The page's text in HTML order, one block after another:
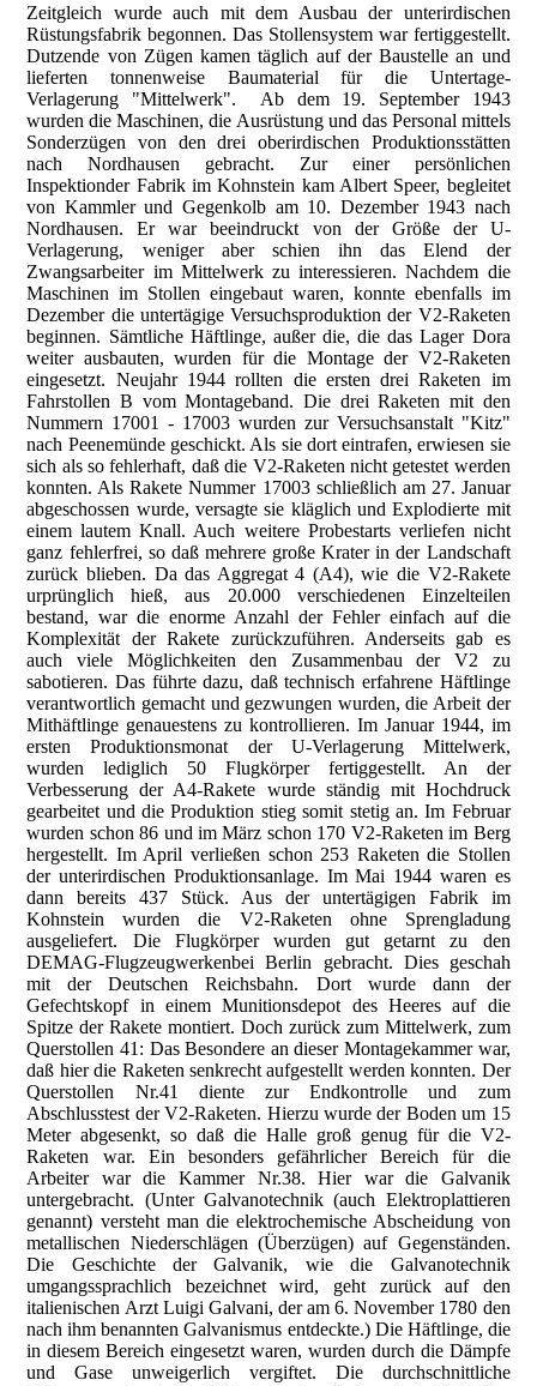
Zeitgleich wurde auch mit dem Ausbau der unterirdischen
Rüstungsfabrik begonnen. Das Stollensystem war fertiggestellt.
Dutzende von Zügen kamen täglich auf der Baustelle an und
lieferten tonnenweise Baumaterial für die Untertage-
Verlagerung "Mittelwerk". Ab dem 19. September 1943
wurden die Maschinen, die Ausrüstung und das Personal mittels
Sonderzügen von den drei oberirdischen Produktionsstätten
nach Nordhausen gebracht. Zur einer persönlichen
Inspektionder Fabrik im Kohnstein kam Albert Speer, begleitet
von Kammler und Gegenkolb am 10. Dezember 1943 nach
Nordhausen. Er war beeindruckt von der Größe der U-
Verlagerung, weniger aber schien ihn das Elend der
Zwangsarbeiter im Mittelwerk zu interessieren. Nachdem die
Maschinen im Stollen eingebaut waren, konnte ebenfalls im
Dezember die untertägige Versuchsproduktion der V2-Raketen
beginnen. Sämtliche Häftlinge, außer die, die das Lager Dora
weiter ausbauten, wurden für die Montage der V2-Raketen
eingesetzt. Neujahr 1944 rollten die ersten drei Raketen im
Fahrstollen B vom Montageband. Die drei Raketen mit den
Nummern 17001 - 17003 wurden zur Versuchsanstalt "Kitz"
nach Peenemünde geschickt. Als sie dort eintrafen, erwiesen sie
sich als so fehlerhaft, daß die V2-Raketen nicht getestet werden
konnten. Als Rakete Nummer 17003 schließlich am 27. Januar
abgeschossen wurde, versagte sie kläglich und Explodierte mit
einem lautem Knall. Auch weitere Probestarts verliefen nicht
ganz fehlerfrei, so daß mehrere große Krater in der Landschaft
zurück blieben. Da das Aggregat 4 (A4), wie die V2-Rakete
urprünglich hieß, aus 20.000 verschiedenen Einzelteilen
bestand, war die enorme Anzahl der Fehler einfach auf die
Komplexität der Rakete zurückzuführen. Anderseits gab es
auch viele Möglichkeiten den Zusammenbau der V2 zu
sabotieren. Das führte dazu, daß technisch erfahrene Häftlinge
verantwortlich gemacht und gezwungen wurden, die Arbeit der
Mithäftlinge genauestens zu kontrollieren. Im Januar 1944, im
ersten Produktionsmonat der U-Verlagerung Mittelwerk,
wurden lediglich 50 Flugkörper fertiggestellt. An der
Verbesserung der A4-Rakete wurde ständig mit Hochdruck
gearbeitet und die Produktion stieg somit stetig an. Im Februar
wurden schon 86 und im März schon 170 V2-Raketen im Berg
hergestellt. Im April verließen schon 253 Raketen die Stollen
der unterirdischen Produktionsanlage. Im Mai 1944 waren es
dann bereits 437 Stück. Aus der untertägigen Fabrik im
Kohnstein wurden die V2-Raketen ohne Sprengladung
ausgeliefert. Die Flugkörper wurden gut getarnt zu den
DEMAG-Flugzeugwerkenbei Berlin gebracht. Dies geschah
mit der Deutschen Reichsbahn. Dort wurde dann der
Gefechtskopf in einem Munitionsdepot des Heeres auf die
Spitze der Rakete montiert. Doch zurück zum Mittelwerk, zum
Querstollen 41: Das Besondere an dieser Montagekammer war,
daß hier die Raketen senkrecht aufgestellt werden konnten. Der
Querstollen Nr.41 diente zur Endkontrolle und zum
Abschlusstest der V2-Raketen. Hierzu wurde der Boden um 15
Meter abgesenkt, so daß die Halle groß genug für die V2-
Raketen war. Ein besonders gefährlicher Bereich für die
Arbeiter war die Kammer Nr.38. Hier war die Galvanik
untergebracht. (Unter Galvanotechnik (auch Elektroplattieren
genannt) versteht man die elektrochemische Abscheidung von
metallischen Niederschlägen (Überzügen) auf Gegenständen.
Die Geschichte der Galvanik, wie die Galvanotechnik
umgangssprachlich bezeichnet wird, geht zurück auf den
italienischen Arzt Luigi Galvani, der am 6. November 1780 den
nach ihm benannten Galvanismus entdeckte.) Die Häftlinge, die
in diesem Bereich eingesetzt waren, wurden durch die Dämpfe
und Gase unweigerlich vergiftet. Die durchschnittliche